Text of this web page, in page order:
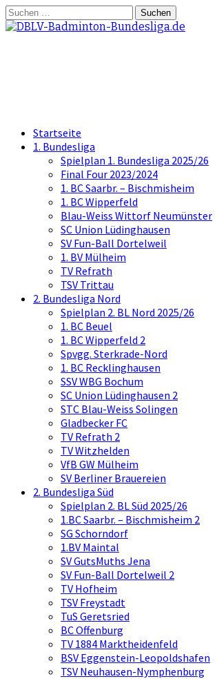
Springe
zum
Suchen
nach:
Startseite
1. Bundesliga
Spielplan 1. Bundesliga 2025/26
Final Four 2023/2024
1. BC Saarbr. – Bischmisheim
1. BC Wipperfeld
Blau-Weiss Wittorf Neumünster
SC Union Lüdinghausen
SV Fun-Ball Dortelweil
1. BV Mülheim
TV Refrath
TSV Trittau
2. Bundesliga Nord
Spielplan 2. BL Nord 2025/26
1. BC Beuel
1. BC Wipperfeld 2
Spvgg. Sterkrade-Nord
1. BC Recklinghausen
SSV WBG Bochum
SC Union Lüdinghausen 2
STC Blau-Weiss Solingen
Gladbecker FC
TV Refrath 2
TV Witzhelden
VfB GW Mülheim
SV Berliner Brauereien
2. Bundesliga Süd
Spielplan 2. BL Süd 2025/26
1.BC Saarbr. – Bischmisheim 2
SG Schorndorf
1.BV Maintal
SV GutsMuths Jena
SV Fun-Ball Dortelweil 2
TV Hofheim
TSV Freystadt
TuS Geretsried
BC Offenburg
TV 1884 Marktheidenfeld
BSV Eggenstein-Leopoldshafen
TSV Neuhausen-Nymphenburg